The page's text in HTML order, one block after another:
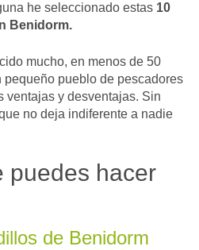
he seleccionado estas 10
Benidorm.
mucho, en menos de 50
pequeño pueblo de pescadores
ventajas y desventajas. Sin
no deja indiferente a nadie
puedes hacer
de Benidorm